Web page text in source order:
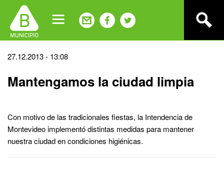
navigation
Back
top
27.12.2013 - 13:08
Mantengamos la ciudad limpia
Con motivo de las tradicionales fiestas, la Intendencia de
Montevideo implementó distintas medidas para mantener
nuestra ciudad en condiciones higiénicas.